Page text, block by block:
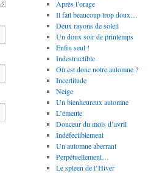
Après l’orage
Il fait beaucoup trop doux…
Deux rayons de soleil
Un doux soir de printemps
Enfin seul !
Indestructible
Où est donc notre automne ?
Incertitude
Neige
Un bienheureux automne
L’émeute
Douceur du mois d’avril
Indéfectiblement
Un automne aberrant
Perpétuellement…
Le spleen de l’Hiver